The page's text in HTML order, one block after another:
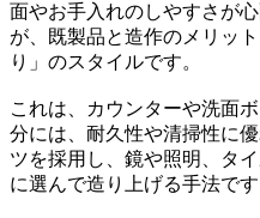
面やお手入れのしやすさが
が、既製品と造作のメリッ
り」のスタイルです。
これは、カウンターや洗面
分には、耐久性や清掃性に
ツを採用し、鏡や照明、タ
に選んで造り上げる手法です